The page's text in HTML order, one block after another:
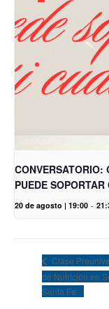
CONVERSATORIO:
PUEDE
20 de agosto | 19:00 -
Clase
de Nutrición en
Santa Fe